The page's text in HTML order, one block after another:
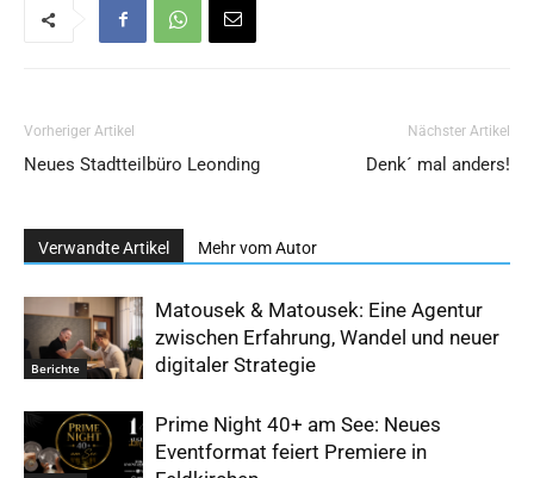
Vorheriger Artikel
Neues Stadtteilbüro Leonding
Nächster Artikel
Denk´ mal anders!
Verwandte Artikel Mehr vom Autor
Berichte
Matousek & Matousek: Eine Agentur
zwischen Erfahrung, Wandel und neuer
digitaler Strategie
Prime Night 40+ am See: Neues
Eventformat feiert Premiere in